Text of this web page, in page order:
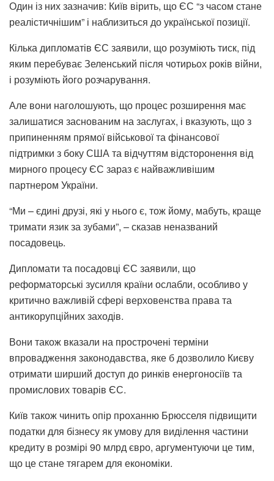
Один із них зазначив: Київ вірить, що ЄС “з часом стане
реалістичнішим” і наблизиться до української позиції.
Кілька дипломатів ЄС заявили, що розуміють тиск, під
яким перебуває Зеленський після чотирьох років війни,
і розуміють його розчарування.
Але вони наголошують, що процес розширення має
залишатися заснованим на заслугах, і вказують, що з
припиненням прямої військової та фінансової
підтримки з боку США та відчуттям відсторонення від
мирного процесу ЄС зараз є найважливішим
партнером України.
“Ми – єдині друзі, які у нього є, тож йому, мабуть, краще
тримати язик за зубами”, – сказав неназваний
посадовець.
Дипломати та посадовці ЄС заявили, що
реформаторські зусилля країни ослабли, особливо у
критично важливій сфері верховенства права та
антикорупційних заходів.
Вони також вказали на прострочені терміни
впровадження законодавства, яке б дозволило Києву
отримати ширший доступ до ринків енергоносіїв та
промислових товарів ЄС.
Київ також чинить опір проханню Брюсселя підвищити
податки для бізнесу як умову для виділення частини
кредиту в розмірі 90 млрд євро, аргументуючи це тим,
що це стане тягарем для економіки.